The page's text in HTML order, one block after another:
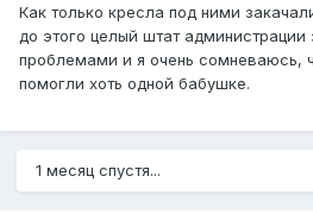
Как только кресла под ними
до этого целый штат
проблемами и я очень сомневаюсь,
помогли хоть одной бабушке.
1 месяц спустя...